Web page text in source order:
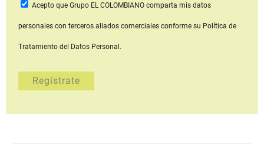
Acepto que Grupo EL COLOMBIANOcomparta mis datos
personales con terceros aliados comerciales conforme su Política de
Tratamiento del Datos Personal.